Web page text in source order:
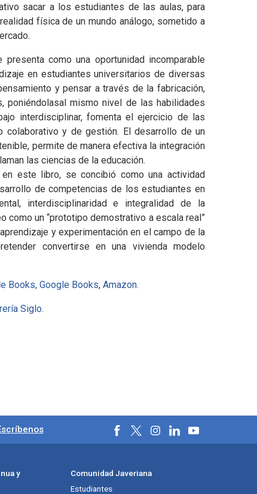
sacar a los estudiantes de las aulas, para
física de un mundo análogo, sometido a
como una oportunidad incomparable
en estudiantes universitarios de diversas
y pensar a través de la fabricación,
poniéndolasal mismo nivel de las habilidades
interdisciplinar, fomenta el ejercicio de las
colaborativo y de gestión. El desarrollo de un
permite de manera efectiva la integración
las ciencias de la educación.
este libro, se concibió como una actividad
de competencias de los estudiantes en
interdisciplinaridad e integralidad de la
como un “prototipo demostrativo a escala real”
y experimentación en el campo de la
convertirse en una vivienda modelo
Books, Google Books, Amazon.
Siglo.
y
Comunidad Javeriana
Estudiantes